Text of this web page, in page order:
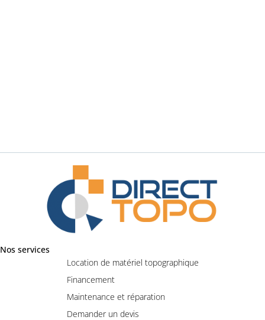
Nos services
Location de matériel topographique
Financement
Maintenance et réparation
Demander un devis